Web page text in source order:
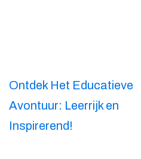
Berichtnavigatie
Ontdek Het Educatieve
Avontuur: Leerrijk en
Inspirerend!